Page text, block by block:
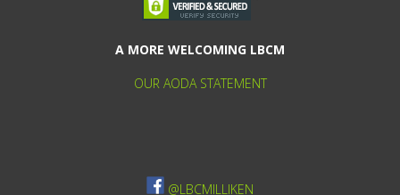
A MORE WELCOMING LBCM
OUR AODA STATEMENT
@LBCMILLIKEN